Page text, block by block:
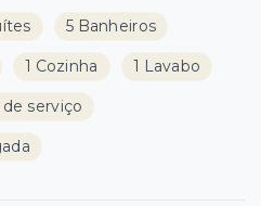
5 Banheiros
1 Cozinha 1 Lavabo
de serviço